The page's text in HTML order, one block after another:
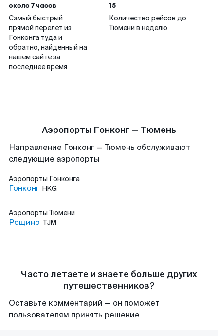
около 7 часов
Самый быстрый
прямой перелет из
Гонконга туда и
обратно, найденный на
нашем сайте за
последнее время
15
Количество рейсов до
Тюмени в неделю
Аэропорты Гонконг — Тюмень
Направление Гонконг — Тюмень обслуживают
следующие аэропорты
Аэропорты Гонконга
Гонконг HKG
Аэропорты Тюмени
Рощино TJM
Часто летаете и знаете больше других
путешественников?
Оставьте комментарий — он поможет
пользователям принять решение